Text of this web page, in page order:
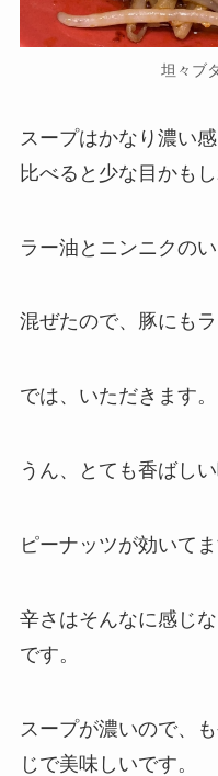
坦々ブ
スープはかなり濃い
比べると少な目かもし
ラー油とニンニクのい
混ぜたので、豚にも
では、いただきます。
うん、とても香ばしい
ピーナッツが効いてま
辛さはそんなに感じ
です。
スープが濃いので、
じで美味しいです。